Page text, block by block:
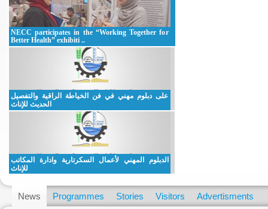
NECC participates in the “Working Together for
Better Health” exhibiti ..
على دبلوم مهني في فن الخياطة الراقية والتفصيل
الحديث للإناث
الدبلوم المهني لأعمال السكرتارية وادارة المكاتب
للإناث
News Programmes Stories Visitors Advertisments